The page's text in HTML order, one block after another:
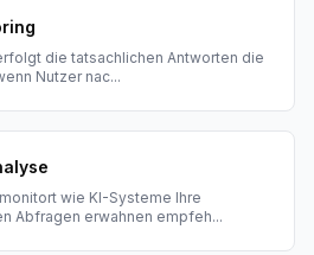
die tatsachlichen Antworten die
Nutzer nac...
wie KI-Systeme Ihre
Abfragen erwahnen empfeh...